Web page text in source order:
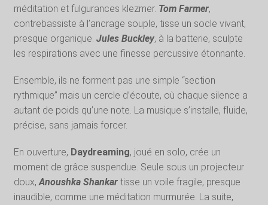
méditation et fulgurances klezmer. Tom Farmer,
contrebassiste à l’ancrage souple, tisse un socle vivant,
presque organique. Jules Buckley, à la batterie, sculpte
les respirations avec une finesse percussive étonnante.
Ensemble, ils ne forment pas une simple “section
rythmique” mais un cercle d’écoute, où chaque silence a
autant de poids qu’une note. La musique s’installe, fluide,
précise, sans jamais forcer.
En ouverture, Daydreaming, joué en solo, crée un
moment de grâce suspendue. Seule sous un projecteur
doux,Anoushka Shankartisse un voile fragile, presque
inaudible, comme une méditation murmurée. La suite,